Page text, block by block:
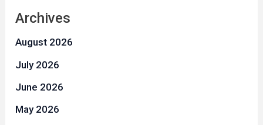
Archives
August 2026
July 2026
June 2026
May 2026